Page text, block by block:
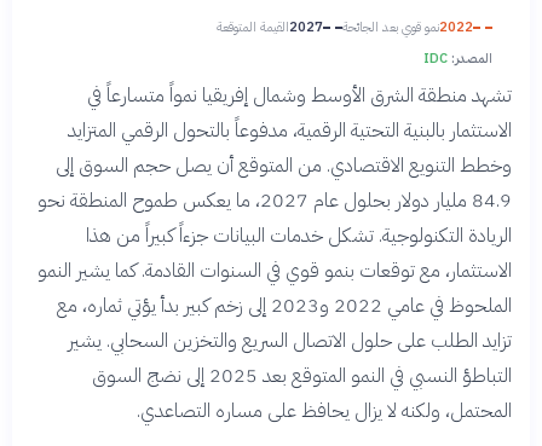
2022نمو قوي بعد الجائحة 2027القيمة المتوقعة
المصدر: IDC
تشهد منطقة الشرق الأوسط وشمال إفريقيا نمواً متسارعاً في
الاستثمار بالبنية التحتية الرقمية، مدفوعاً بالتحول الرقمي المتزايد
وخطط التنويع الاقتصادي. من المتوقع أن يصل حجم السوق إلى
84.9 مليار دولار بحلول عام 2027، ما يعكس طموح المنطقة نحو
الريادة التكنولوجية. تشكل خدمات البيانات جزءاً كبيراً من هذا
الاستثمار، مع توقعات بنمو قوي في السنوات القادمة. كما يشير النمو
الملحوظ في عامي 2022 و2023 إلى زخم كبير بدأ يؤتي ثماره، مع
تزايد الطلب على حلول الاتصال السريع والتخزين السحابي. يشير
التباطؤ النسبي في النمو المتوقع بعد 2025 إلى نضج السوق
المحتمل، ولكنه لا يزال يحافظ على مساره التصاعدي.